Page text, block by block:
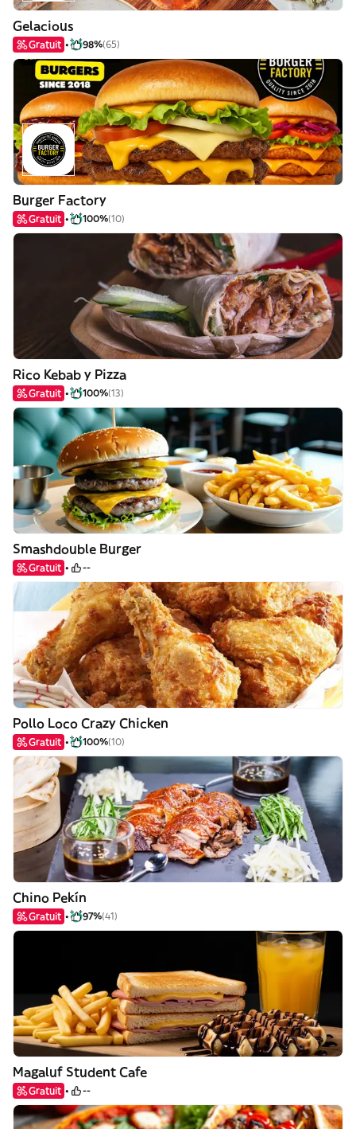
Gelacious
Gratuit 98%(65)
Burger Factory
Gratuit 100%(10)
Rico Kebab y Pizza
Gratuit 100%(13)
Smashdouble Burger
Gratuit --
Pollo Loco Crazy Chicken
Gratuit 100%(10)
Chino Pekín
Gratuit 97%(41)
Magaluf Student Cafe
Gratuit --